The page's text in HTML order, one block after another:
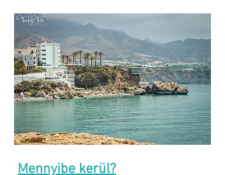
Mennyibe kerül?